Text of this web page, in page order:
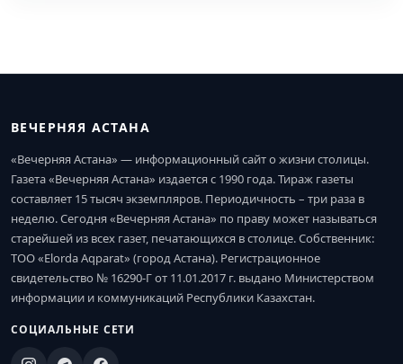
ВЕЧЕРНЯЯ АСТАНА
«Вечерняя Астана» — информационный сайт о жизни столицы.
Газета «Вечерняя Астана» издается с 1990 года. Тираж газеты
составляет 15 тысяч экземпляров. Периодичность – три раза в
неделю. Сегодня «Вечерняя Астана» по праву может называться
старейшей из всех газет, печатающихся в столице. Собственник:
ТОО «Elorda Aqparat» (город Астана). Регистрационное
свидетельство № 16290-Г от 11.01.2017 г. выдано Министерством
информации и коммуникаций Республики Казахстан.
СОЦИАЛЬНЫЕ СЕТИ